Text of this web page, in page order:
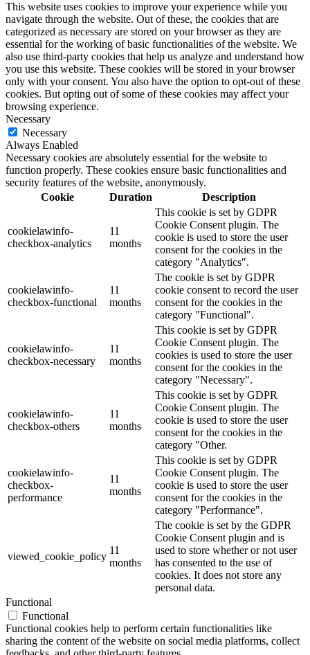
This website uses cookies to improve your experience while you
navigate through the website. Out of these, the cookies that are
categorized as necessary are stored on your browser as they are
essential for the working of basic functionalities of the website. We
also use third-party cookies that help us analyze and understand how
you use this website. These cookies will be stored in your browser
only with your consent. You also have the option to opt-out of these
cookies. But opting out of some of these cookies may affect your
browsing experience.
Necessary
Necessary
Always Enabled
Necessary cookies are absolutely essential for the website to
function properly. These cookies ensure basic functionalities and
security features of the website, anonymously.
Cookie
Duration Description
cookielawinfo-
checkbox-analytics
11
months
This cookie is set by GDPR
Cookie Consent plugin. The
cookie is used to store the user
consent for the cookies in the
category "Analytics".
cookielawinfo-
checkbox-functional
11
months
The cookie is set by GDPR
cookie consent to record the user
consent for the cookies in the
category "Functional".
cookielawinfo-
checkbox-necessary
11
months
This cookie is set by GDPR
Cookie Consent plugin. The
cookies is used to store the user
consent for the cookies in the
category "Necessary".
cookielawinfo-
checkbox-others
11
months
This cookie is set by GDPR
Cookie Consent plugin. The
cookie is used to store the user
consent for the cookies in the
category "Other.
cookielawinfo-
checkbox-
performance
11
months
This cookie is set by GDPR
Cookie Consent plugin. The
cookie is used to store the user
consent for the cookies in the
category "Performance".
viewed_cookie_policy
11
months
The cookie is set by the GDPR
Cookie Consent plugin and is
used to store whether or not user
has consented to the use of
cookies. It does not store any
personal data.
Functional
Functional
Functional cookies help to perform certain functionalities like
sharing the content of the website on social media platforms, collect